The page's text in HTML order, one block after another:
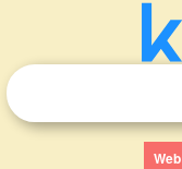
Web